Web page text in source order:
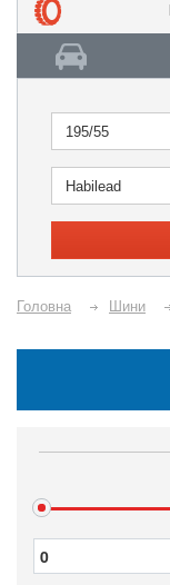
195/55
Habilead
Головна Шини